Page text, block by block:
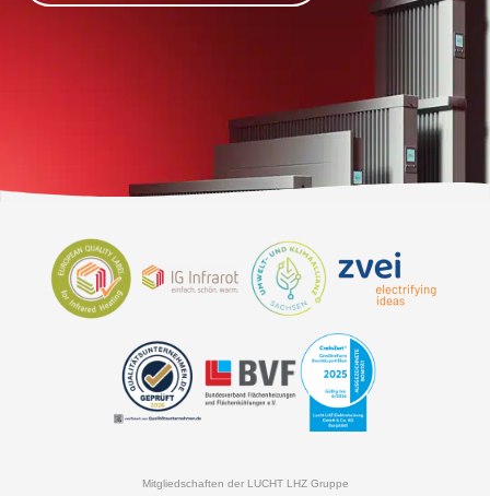
Mitgliedschaften der LUCHT LHZ Gruppe